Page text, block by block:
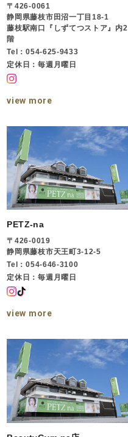
〒426-0061
静岡県藤枝市田沼一丁目18-1
藤枝駅南口『しずてつストア』内2
階
Tel：054-625-9433
定休日：毎週月曜日
view more
PETZ-na
〒426-0019
静岡県藤枝市天王町3-12-5
Tel：054-646-3100
定休日：毎週月曜日
view more